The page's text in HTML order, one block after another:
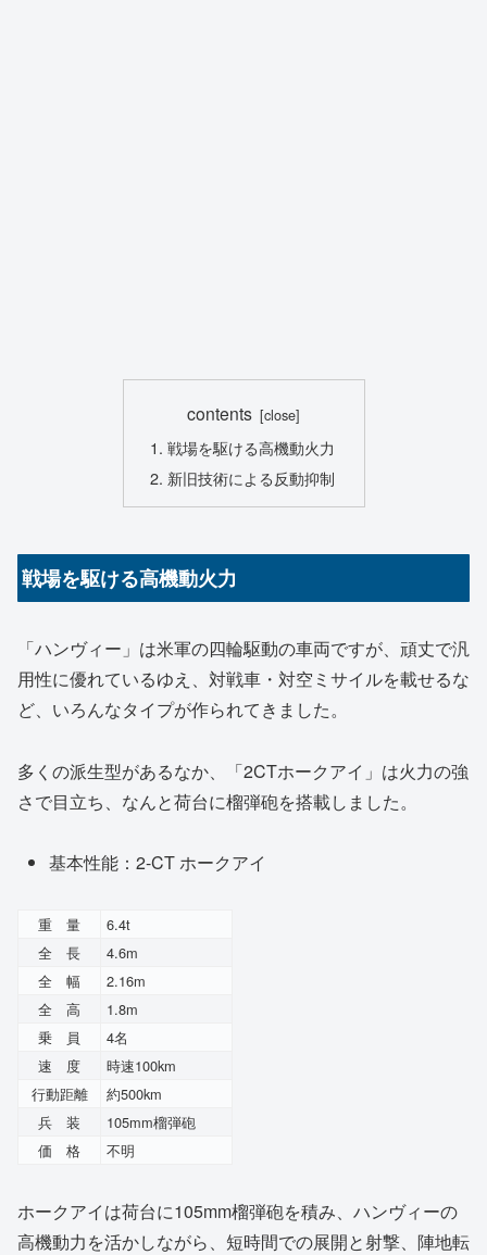
contents
戦場を駆ける高機動火力
新旧技術による反動抑制
戦場を駆ける高機動火力
「ハンヴィー」は米軍の四輪駆動の車両ですが、頑丈で汎
用性に優れているゆえ、対戦車・対空ミサイルを載せるな
ど、いろんなタイプが作られてきました。
多くの派生型があるなか、「2CTホークアイ」は火力の強
さで目立ち、なんと荷台に榴弾砲を搭載しました。
基本性能：2-CT ホークアイ
重 量
6.4t
全 長
4.6m
全 幅
2.16m
全 高
1.8m
乗 員
4名
速 度
時速100km
行動距離
約500km
兵 装
105mm榴弾砲
価 格
不明
ホークアイは荷台に105mm榴弾砲を積み、ハンヴィーの
高機動力を活かしながら、短時間での展開と射撃、陣地転